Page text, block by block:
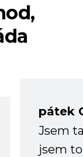
pátek
Jsem
jsem